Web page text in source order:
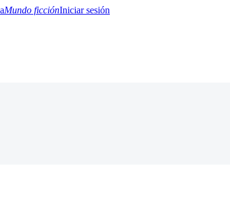
Mundo ficciónIniciar sesión